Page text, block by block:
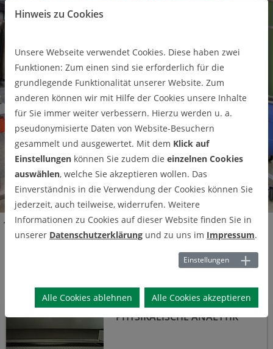
Forschung & Entwicklung Geräteausstattung Analytik
Physikalische Analytik
PHYSIKALISCHE ANALYTIK
Hinweis zu Cookies
Unsere Webseite verwendet Cookies. Diese haben zwei
Funktionen: Zum einen sind sie erforderlich für die
grundlegende Funktionalität unserer Website. Zum
anderen können wir mit Hilfe der Cookies unsere Inhalte
für Sie immer weiter verbessern. Hierzu werden u. a.
pseudonymisierte Daten von Website-Besuchern
gesammelt und ausgewertet. Mit dem Klick auf
Einstellungen können Sie zudem die einzelnen Cookies
auswählen, welche Sie akzeptieren wollen. Das
Einverständnis in die Verwendung der Cookies können Sie
jederzeit, auch teilweise, widerrufen. Weitere
Informationen zu Cookies auf dieser Website finden Sie in
unserer Datenschutzerklärung und zu uns im Impressum.
Einstellungen
Alle Cookies ablehnen Alle Cookies akzeptieren